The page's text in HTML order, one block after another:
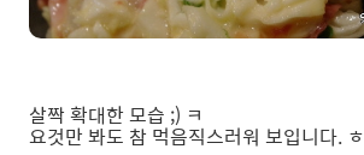
살짝 확대한 모습 ;) ㅋ
요것만 봐도 참 먹음직스러워 보입니다. ㅎ